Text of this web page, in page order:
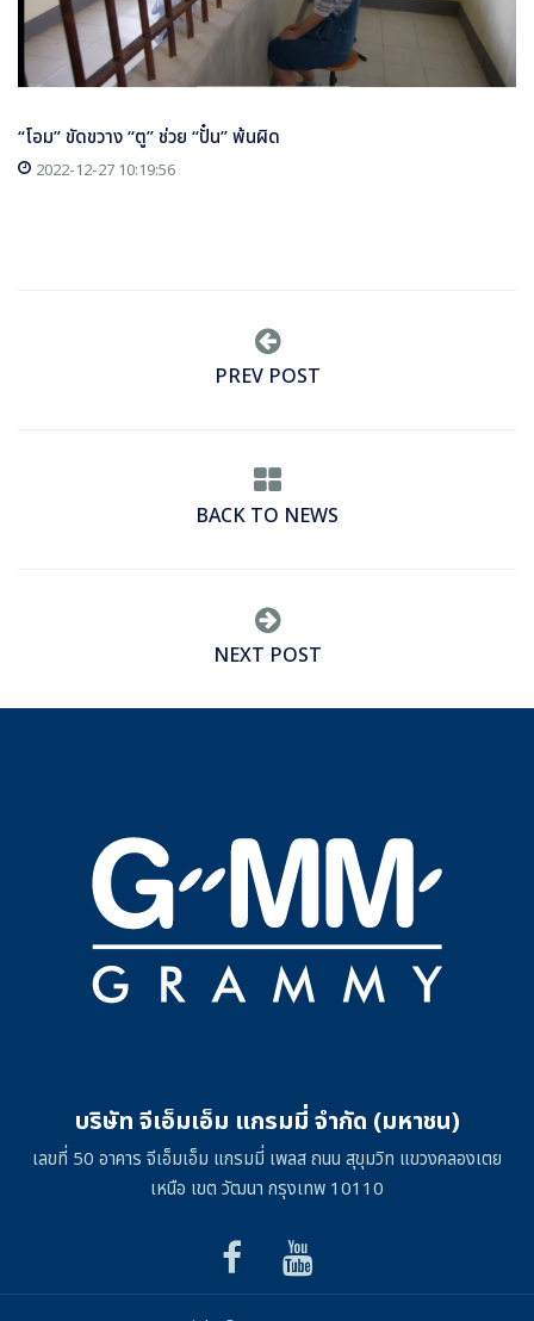
“โอม” ขัดขวาง “ตู” ช่วย “ปั๋น” พ้นผิด
2022-12-27 10:19:56
PREV POST
BACK TO NEWS
NEXT POST
บริษัท จีเอ็มเอ็ม แกรมมี่ จำกัด (มหาชน)
เลขที่ 50 อาคาร จีเอ็มเอ็ม แกรมมี่ เพลส ถนน สุขุมวิท แขวงคลองเตย
เหนือ เขต วัฒนา กรุงเทพ 10110